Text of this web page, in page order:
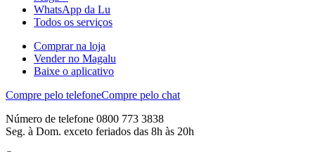
WhatsApp da Lu
Todos os serviços
Comprar na loja
Vender no Magalu
Baixe o aplicativo
Compre pelo telefoneCompre pelo chat
Número de telefone 0800 773 3838
Seg. à Dom. exceto feriados das 8h às 20h